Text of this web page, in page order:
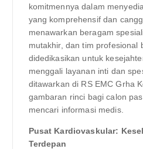
komitmennya dalam
yang komprehensif dan
menawarkan beragam
mutakhir, dan tim profesional
didedikasikan untuk
menggali layanan inti dan
ditawarkan di RS EMC Grha
gambaran rinci bagi calon
mencari informasi medis.
Pusat Kardiovaskular:
Terdepan